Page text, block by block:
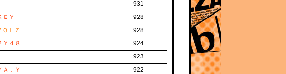
931
ＥＹ
928
ＯＬＺ
928
Ｙ４８
924
923
Ａ．Ｙ
922